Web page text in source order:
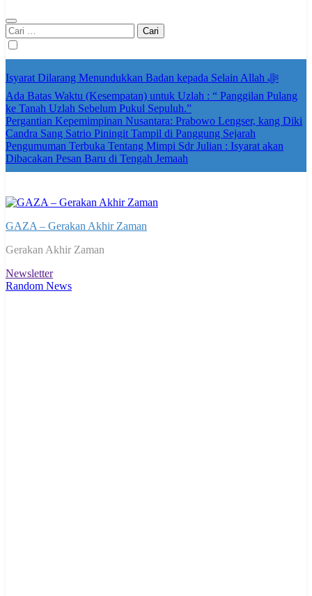
Cari
untuk:
Isyarat Dilarang Menundukkan Badan kepada Selain Allah ﷻ
Ada Batas Waktu (Kesempatan) untuk Uzlah : “ Panggilan Pulang
ke Tanah Uzlah Sebelum Pukul Sepuluh.”
Pergantian Kepemimpinan Nusantara: Prabowo Lengser, kang Diki
Candra Sang Satrio Piningit Tampil di Panggung Sejarah
Pengumuman Terbuka Tentang Mimpi Sdr Julian : Isyarat akan
Dibacakan Pesan Baru di Tengah Jemaah
GAZA – Gerakan Akhir Zaman
Gerakan Akhir Zaman
Newsletter
Random News